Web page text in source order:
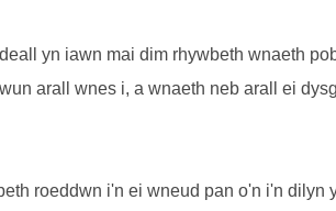
yn iawn mai dim rhywbeth wnaeth
arall wnes i, a wnaeth neb arall ei
roeddwn i'n ei wneud pan o'n i'n